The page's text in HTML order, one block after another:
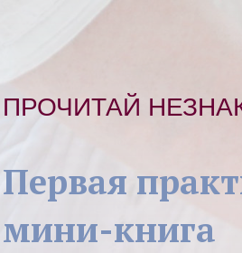
Первая
мини-книга
ПРОЧИТАЙ